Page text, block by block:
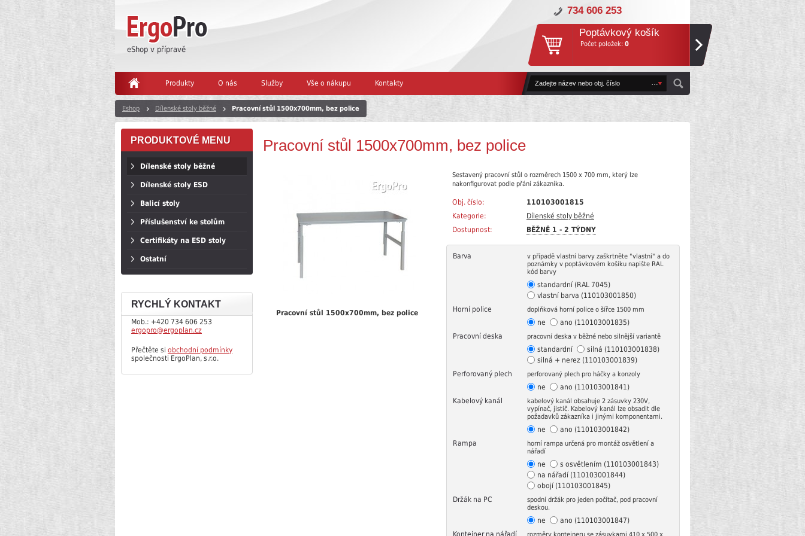
eShop v přípravě
Poptávkový košík
Počet položek: 0
734 606 253
Produkty O nás Služby Vše o nákupu Kontakty
Eshop Dílenské stoly běžné Pracovní stůl 1500x700mm, bez police
Pracovní stůl 1500x700mm, bez police
Sestavený pracovní stůl o rozměrech 1500 x 700 mm, který lze
nakonfigurovat podle přání zákazníka.
Obj. číslo:
110103001815
Kategorie:
Dílenské stoly běžné
Dostupnost:
BĚŽNĚ 1 - 2 TÝDNY
Barva
v případě vlastní barvy zaškrtněte "vlastní" a do
poznámky v poptávkovém košíku napište RAL
kód barvy
standardní (RAL 7045)
vlastní barva (110103001850)
Horní police
doplňková horní police o šířce 1500 mm
ne
ano (110103001835)
Pracovní deska
pracovní deska v běžné nebo silnější variantě
standardní
silná (110103001838)
silná + nerez (110103001839)
Perforovaný plech
perforovaný plech pro háčky a konzoly
ne
ano (110103001841)
Kabelový kanál
kabelový kanál obsahuje 2 zásuvky 230V,
vypínač, jistič. Kabelový kanál lze obsadit dle
požadavků zákazníka i jinými komponentami.
ne
ano (110103001842)
Rampa
horní rampa určená pro montáž osvětlení a
nářadí
ne
s osvětlením (110103001843)
na nářadí (110103001844)
obojí (110103001845)
Držák na PC
spodní držák pro jeden počítač, pod pracovní
deskou.
ne
ano (110103001847)
Kontejner na nářadí
Pracovní stůl 1500x700mm, bez police
PRODUKTOVÉ MENU
Dílenské stoly běžné
Dílenské stoly ESD
Balicí stoly
Příslušenství ke stolům
Certifikáty na ESD stoly
Ostatní
RYCHLÝ KONTAKT
Mob.: +420 734 606 253
ergopro@ergoplan.cz
Přečtěte si obchodní podmínky
společnosti ErgoPlan, s.r.o.